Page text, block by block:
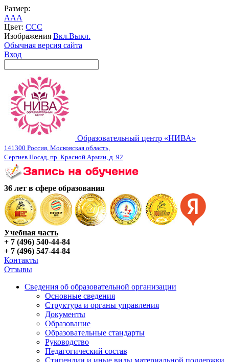
Размер:
AAA
Цвет: CCC
Изображения Вкл.Выкл.
Обычная версия сайта
Вход
Образовательный центр «НИВА»
141300 Россия, Московская область,
Сергиев Посад, пр. Красной Армии, д. 92
36 лет в сфере образования
Учебная часть
+ 7 (496) 540-44-84
+ 7 (496) 547-44-84
Контакты
Отзывы
Сведения об образовательной организации
Основные сведения
Структура и органы управления
Документы
Образование
Образовательные стандарты
Руководство
Педагогический состав
Стипендии и иные виды материальной поддержки